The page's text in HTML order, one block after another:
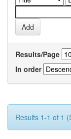
Results/Page
In order
Results 1-1 of 1